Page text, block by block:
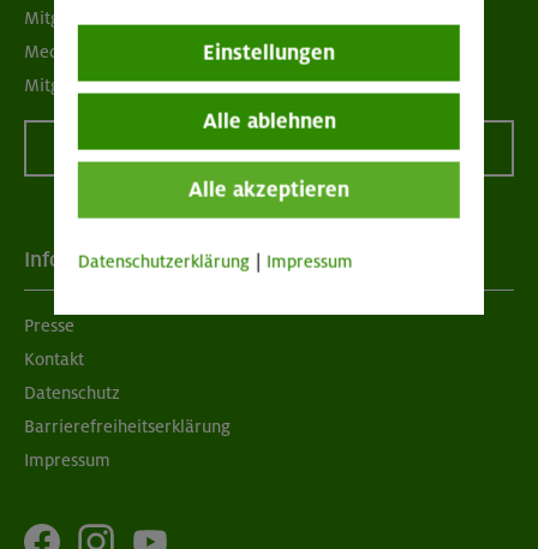
Mitgliedermagazin alpinwelt
Mediadaten
Mitgliedschaft kündigen
Vertrag widerrufen
Info
Presse
Kontakt
Datenschutz
Barrierefreiheitserklärung
Impressum
Einstellungen
Alle ablehnen
Alle akzeptieren
Datenschutzerklärung Impressum